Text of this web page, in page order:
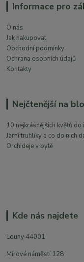
Informace pro
O nás
Jak nakupovat
Obchodní podmínky
Ochrana osobních údajů
Kontakty
Nejčtenější na
10 nejkrásnějších květů do
Jarní truhlíky a co do nich
Orchideje v bytě
Kde nás najdete
Louny 44001
Mírové náměstí 128